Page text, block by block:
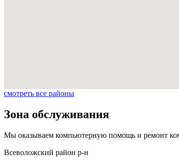
смотреть все районы
Зона обслуживания
Мы оказываем компьютерную помощь и ремонт
Всеволожский район р-н